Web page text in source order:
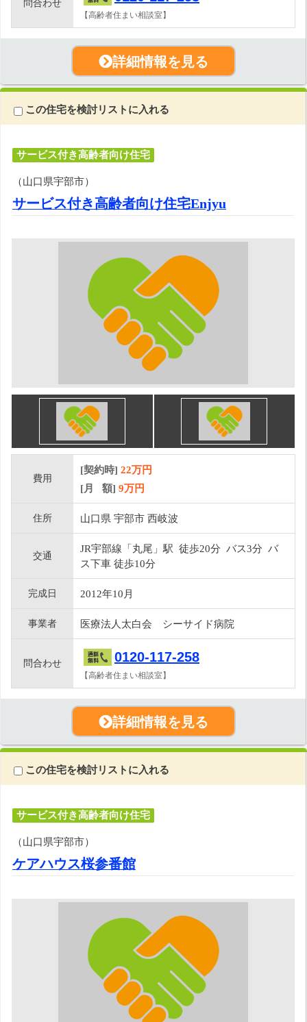
問合わせ
【高齢者住まい相談室】
詳細情報を見る
この住宅を検討リストに入れる
サービス付き高齢者向け住宅
（山口県宇部市）
サービス付き高齢者向け住宅Enjyu
費用
[契約時] 22万円
[月 額] 9万円
住所 山口県 宇部市 西岐波
交通
JR宇部線「丸尾」駅 徒歩20分 バス3分 バ
ス下車 徒歩10分
完成日 2012年10月
事業者 医療法人太白会 シーサイド病院
問合わせ 0120-117-258
【高齢者住まい相談室】
詳細情報を見る
この住宅を検討リストに入れる
サービス付き高齢者向け住宅
（山口県宇部市）
ケアハウス桜参番館